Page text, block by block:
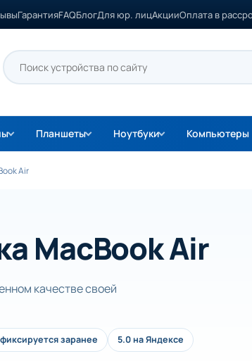
ГарантияFAQБлогДля юр. лицАкцииОплата в
Планшеты Ноутбуки Компьютеры
Air
MacBook Air
качестве своей
заранее 5.0 на Яндексе